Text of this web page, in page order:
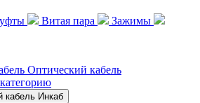
Витая пара
Зажимы
Оптический кабель
кабель Инкаб